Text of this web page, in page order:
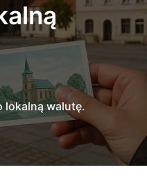
lokalną walutę.